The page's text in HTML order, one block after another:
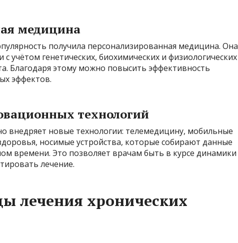
медицина
получила персонализированная медицина. Она
учётом генетических, биохимических и физиологических
Благодаря этому можно повысить эффективность
эффектов.
технологий
внедряет новые технологии: телемедицину, мобильные
носимые устройства, которые собирают данные
времени. Это позволяет врачам быть в курсе динамики
лечение.
лечения хронических